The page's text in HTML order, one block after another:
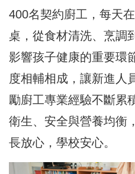
400名契約廚工，每天
桌，從食材清洗、烹調
影響孩子健康的重要環
度相輔相成，讓新進人
勵廚工專業經驗不斷累
衛生、安全與營養均衡
長放心，學校安心。